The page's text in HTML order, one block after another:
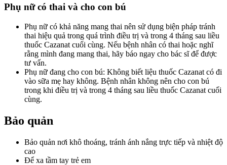
Phụ nữ có thai và cho con bú
Phụ nữ có khả năng mang thai nên sử dụng biện pháp tránh
thai hiệu quả trong quá trình điều trị và trong 4 tháng sau liều
thuốc Cazanat cuối cùng. Nếu bệnh nhân có thai hoặc nghĩ
rằng mình đang mang thai, hãy báo ngay cho bác sĩ để được
tư vấn.
Phụ nữ đang cho con bú: Không biết liệu thuốc Cazanat có đi
vào sữa mẹ hay không. Bệnh nhân không nên cho con bú
trong khi điều trị và trong 4 tháng sau liều thuốc Cazanat cuối
cùng.
Bảo quản
Bảo quản nơi khô thoáng, tránh ánh nắng trực tiếp và nhiệt độ
cao
Để xa tầm tay trẻ em